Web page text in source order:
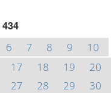
434
6 7 8 9
10
17 18 19
20
27 28 29
30